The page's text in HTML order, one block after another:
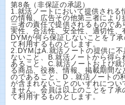
第8条（非保証の承認）
1.就活ノートにおいて提供される
の情報、広告その他第三者によ
三者の責任で提供されるもので
実性、合法性、安全性、適切性、
DYMが何ら保証しないことを了
て利用するものとします。
2.DYMはA.就活ノートの提供に
ないこと、B.就活ノートから得
あること、C.就活ノートおよび就
る商品、役務、情報、掲載期間な
のであること、D．就活ノートの
が含まれないことのいずれについ
ません。会員は以上のことを了
て利用するものとします。